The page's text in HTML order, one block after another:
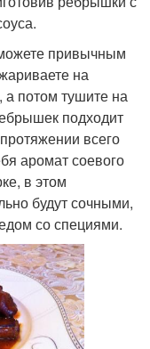
привычным
на
а потом тушите на
подходит
всего
аромат соевого
в этом
будут сочными,
со специями.